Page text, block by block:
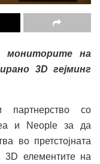
мониторите на
3D гејминг
партнерство со
и Neople за да
во претстојната
3D елементите на